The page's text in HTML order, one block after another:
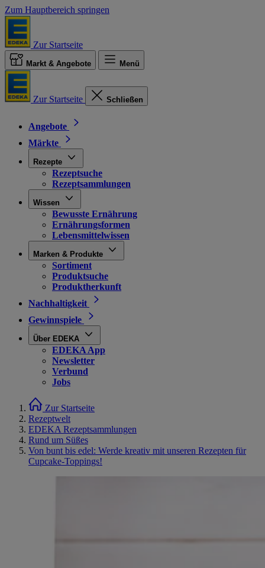
Zum Hauptbereich springen
Zur Startseite
Markt & Angebote Menü
Zur Startseite Schließen
Angebote
Märkte
Rezepte
Rezeptsuche
Rezeptsammlungen
Wissen
Bewusste Ernährung
Ernährungsformen
Lebensmittelwissen
Marken & Produkte
Sortiment
Produktsuche
Produktherkunft
Nachhaltigkeit
Gewinnspiele
Über EDEKA
EDEKA App
Newsletter
Verbund
Jobs
Zur Startseite
Rezeptwelt
EDEKA Rezeptsammlungen
Rund um Süßes
Von bunt bis edel: Werde kreativ mit unseren Rezepten für
Cupcake-Toppings!